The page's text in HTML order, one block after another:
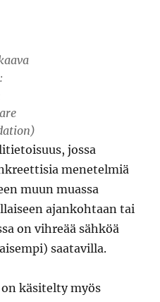
jossa
menetelmiä
muun muassa
ajankohtaan tai
on vihreää sähköä
saatavilla.
käsitelty myös